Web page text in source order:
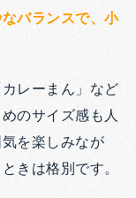
バランスで、小
レーまん」など
のサイズ感も人
を楽しみなが
きは格別です。